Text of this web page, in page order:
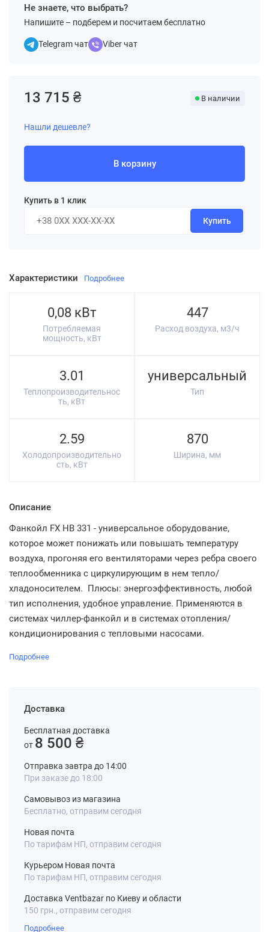
Не знаете, что выбрать?
Напишите – подберем и посчитаем бесплатно
Telegram чат Viber чат
Характеристики Подробнее
0,08 кВт
Потребляемая
мощность, кВт
447
Расход воздуха, м3/ч
3.01
Теплопроизводительнос
ть, кВт
универсальный
Тип
2.59
Холодопроизводительно
сть, кВт
870
Ширина, мм
Описание
Фанкойл FX HB 331 - универсальное оборудование,
которое может понижать или повышать температуру
воздуха, прогоняя его вентиляторами через ребра своего
теплообменника с циркулирующим в нем тепло/
хладоносителем. Плюсы: энергоэффективность, любой
тип исполнения, удобное управление. Применяются в
системах чиллер-фанкойл и в системах отопления/
кондиционирования с тепловыми насосами.
Подробнее
Доставка
Бесплатная доставка
от 8 500 ₴
Отправка завтра до 14:00
При заказе до 18:00
Самовывоз из магазина
Бесплатно, отправим сегодня
Новая почта
По тарифам НП, отправим сегодня
Курьером Новая почта
По тарифам НП, отправим сегодня
Доставка Ventbazar по Киеву и области
150 грн., отправим сегодня
Подробнее
13 715 ₴ В наличии
Нашли дешевле?
В корзину
Купить в 1 клик
Купить